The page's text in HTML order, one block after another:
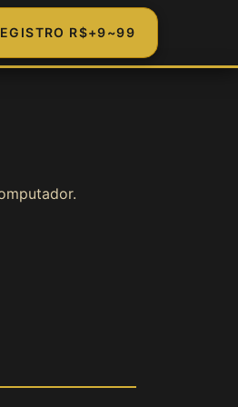
R$+9~99